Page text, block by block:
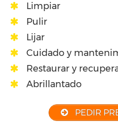
Limpiar
Pulir
Lijar
Cuidado y
Restaurar y
Abrillantado
PEDIR